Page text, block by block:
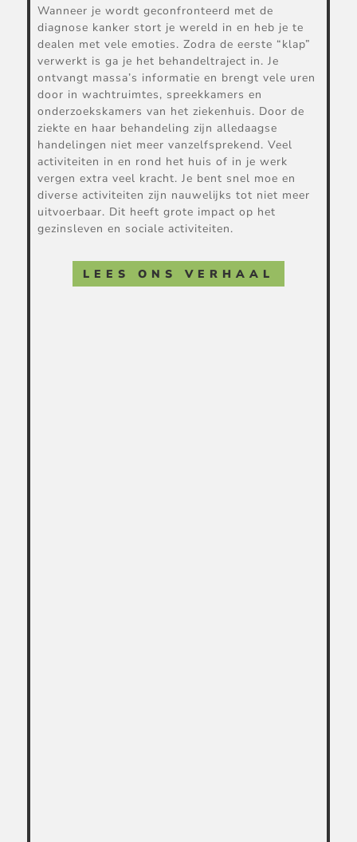
Wanneer je wordt geconfronteerd met de
diagnose kanker stort je wereld in en heb je te
dealen met vele emoties. Zodra de eerste “klap”
verwerkt is ga je het behandeltraject in. Je
ontvangt massa’s informatie en brengt vele uren
door in wachtruimtes, spreekkamers en
onderzoekskamers van het ziekenhuis. Door de
ziekte en haar behandeling zijn alledaagse
handelingen niet meer vanzelfsprekend. Veel
activiteiten in en rond het huis of in je werk
vergen extra veel kracht. Je bent snel moe en
diverse activiteiten zijn nauwelijks tot niet meer
uitvoerbaar. Dit heeft grote impact op het
gezinsleven en sociale activiteiten.
LEES ONS VERHAAL